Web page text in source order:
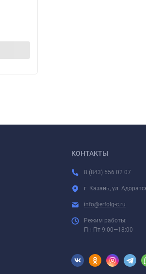
КОНТАКТЫ
8 (843) 556 02 07
г. Казань, ул.
info@erfolg-c.ru
Режим работы:
Пн-Пт 9:00—18:00